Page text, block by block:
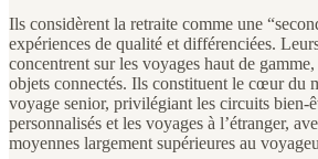
Ils considèrent la retraite comme une
expériences de qualité et différenciées.
concentrent sur les voyages haut de
objets connectés. Ils constituent le cœur du
voyage senior, privilégiant les circuits bien-
personnalisés et les voyages à l’étranger,
moyennes largement supérieures au